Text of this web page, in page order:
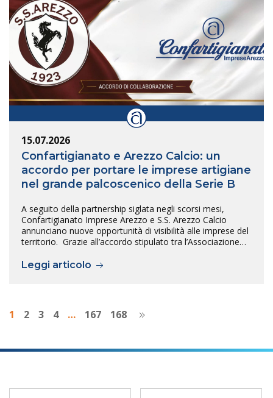
15.07.2026
Confartigianato e Arezzo Calcio: un
accordo per portare le imprese artigiane
nel grande palcoscenico della Serie B
A seguito della partnership siglata negli scorsi mesi,
Confartigianato Imprese Arezzo e S.S. Arezzo Calcio
annunciano nuove opportunità di visibilità alle imprese del
territorio. Grazie all’accordo stipulato tra l’Associazione…
Leggi articolo
1 2 3 4 … 167 168